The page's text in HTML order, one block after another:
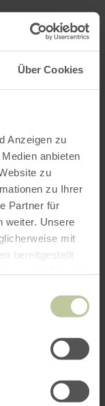
Über Cookies
Anzeigen zu
anbieten
zu
zu Ihrer
Partner für
weiter. Unsere
mit
bereitgestellt
INTERACTIEVE KAART
Mijn
Filter openen